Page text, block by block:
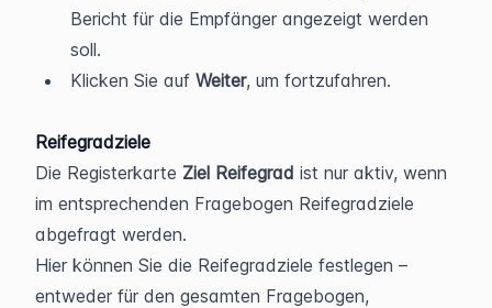
Bericht für die Empfänger angezeigt werden
soll.
Klicken Sie auf Weiter, um fortzufahren.
Reifegradziele
Die Registerkarte Ziel Reifegrad ist nur aktiv, wenn
im entsprechenden Fragebogen Reifegradziele
abgefragt werden.
Hier können Sie die Reifegradziele festlegen –
entweder für den gesamten Fragebogen,